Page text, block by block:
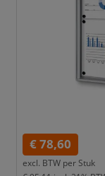
€ 78,60
excl. BTW per Stuk